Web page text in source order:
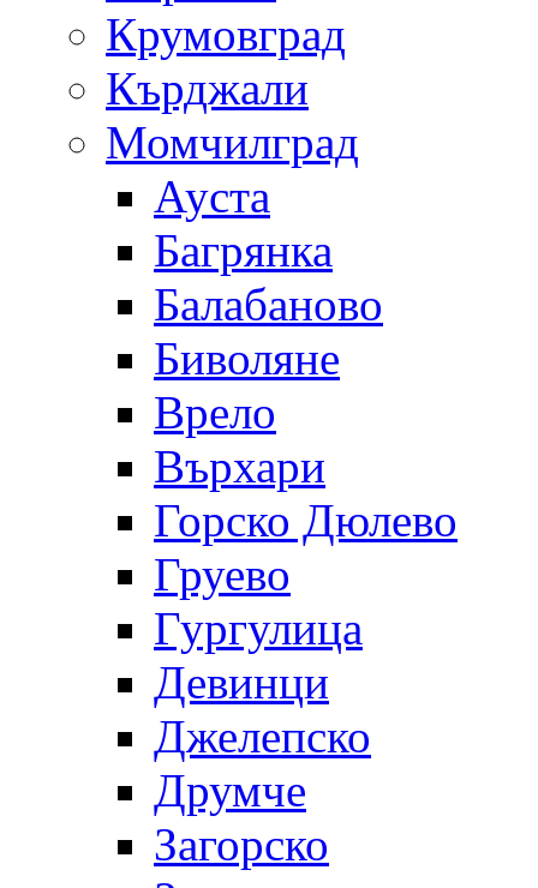
Крумовград
Кърджали
Момчилград
Ауста
Багрянка
Балабаново
Биволяне
Врело
Върхари
Горско Дюлево
Груево
Гургулица
Девинци
Джелепско
Друмче
Загорско